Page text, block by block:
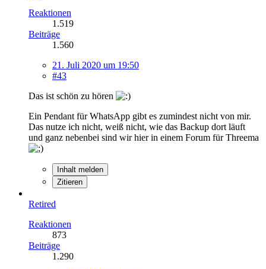
Reaktionen
1.519
Beiträge
1.560
21. Juli 2020 um 19:50
#43
Das ist schön zu hören
Ein Pendant für WhatsApp gibt es zumindest nicht von mir.
Das nutze ich nicht, weiß nicht, wie das Backup dort läuft
und ganz nebenbei sind wir hier in einem Forum für Threema
Inhalt melden
Zitieren
Retired
Reaktionen
873
Beiträge
1.290